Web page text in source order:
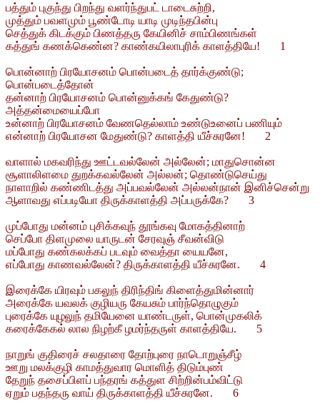
பத்தும் புகுந்து பிறந்து வளர்ந்துபட் டாடைசுற்றி,
முத்தும் பவளமும் பூண்டோடி யாடி முடிந்தபின்பு
செத்துக் கிடக்கும் பிணத்தரு கேயினிச் சாம்பிணங்கள்
கத்துங் கணக்கெண்ன? காண்கயிலாபுரிக் காளத்தியே! 1
பொன்னாற் பிரயோசனம் பொன்படைத் தார்க்குண்டு;
பொன்படைத்தோன்
தன்னாற் பிரயோசனம் பொன்னுக்கங் கேதுண்டு?
அத்தன்மையைப்போ
உன்னாற் பிரயோசனம் வேணதெல்லாம் உண்டுஉனைப் பணியும்
என்னாற் பிரயோசன மேதுண்டு? காளத்தி யீச்சுரனே! 2
வாளால் மகவரிந்து ஊட்டவல்லேன் அல்லேன்; மாதுசொன்ன
சூளாலிளமை துறக்கவல்லேன் அல்லன்; தொண்டுசெய்து
நாளாறில் கண்ணிடத்து அப்பவல்லேன் அல்லன்நான் இனிச்சென்று
ஆளாவது எப்படியோ திருக்காளத்தி அப்பருக்கே? 3
முப்போது மன்னம் புசிக்கவுந் தூங்கவு மோகத்தினாற்
செப்போ திளமுலை யாருடன் சேரவுஞ் சீவன்விடு
மப்போது கண்கலக்கப் படவும் வைத்தா யையனே,
எப்போது காணவல்லேன்? திருக்காளத்தி யீச்சுரனே. 4
இரைக்கே யிரவும் பகலுந் திரிந்திங் கிளைத்துமின்னார்
அரைக்கே யவலக் குழியரு கேயசும் பார்ந்தொழுகும்
புரைக்கே யுழலுந் தமியேனை யாண்டருள், பொன்முகலிக்
கரைக்கேகல் லால நிழற்கீ ழமர்ந்தருள் காளத்தியே. 5
நாறுங் குதிரைச் சலதாரை தோற்புரை நாடொறுஞ்சீழ்
ஊறு மலக்குழி காமத்துவார மொளித் திடும்புண்
தேறுந் தசைப்பிளப் பந்தரங் கத்துள சிற்றின்பம்விட்டு
ஏறும் பதந்தரு வாய் திருக்காளத்தி யீச்சுரனே. 6